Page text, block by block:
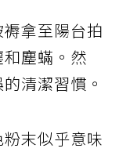
拿至陽台拍
塵蟎。然
清潔習慣。
末似乎意味